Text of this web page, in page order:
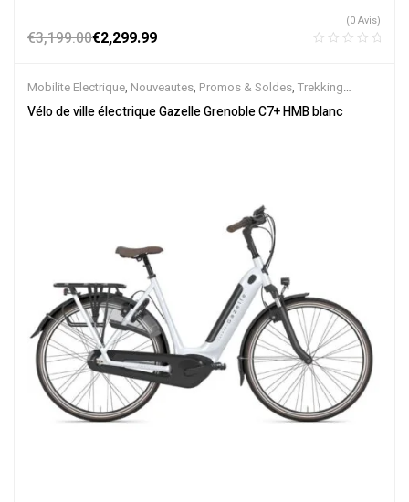
€3,199.00€2,299.99
(0 Avis)
Mobilite Electrique, Nouveautes, Promos & Soldes, Trekking
électrique,Vélo électrique ville,Velos Electriques,VTC Electrique
Vélo de ville électrique Gazelle Grenoble C7+ HMB blanc